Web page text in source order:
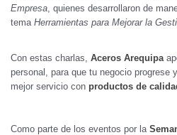
Empresa, quienes desarrollaron de
tema Herramientas para Mejorar la
Con estas charlas, Aceros Arequipa
personal, para que tu negocio progrese
mejor servicio con productos de
Como parte de los eventos por la